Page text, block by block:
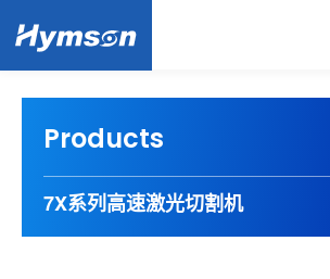
Products
7X系列高速激光切割机